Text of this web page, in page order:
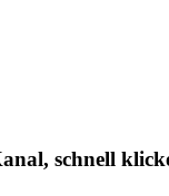
schnell